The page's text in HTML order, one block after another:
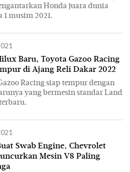
Honda juara dunia
1 musim 2021.
Baru, Toyota Gazoo Racing
di Ajang Reli Dakar 2022
Racing siap tempur dengan
yang bermesin standar Land
Swab Engine, Chevrolet
Mesin V8 Paling